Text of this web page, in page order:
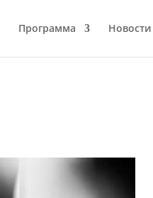
Программа Новости